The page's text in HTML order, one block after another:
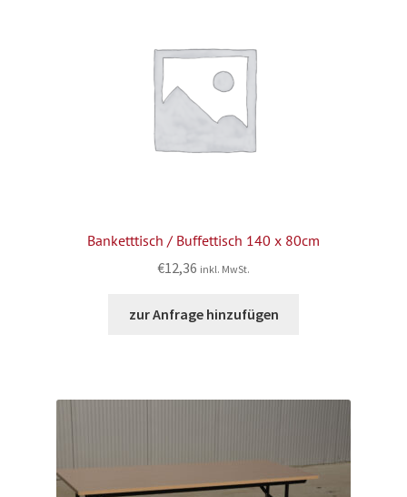
Banketttisch / Buffettisch 140 x 80cm
€12,36 inkl. MwSt.
zur Anfrage hinzufügen